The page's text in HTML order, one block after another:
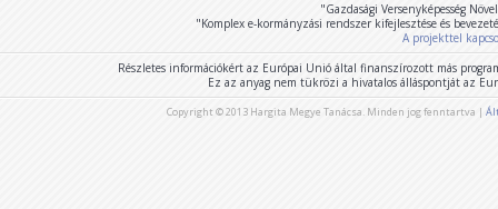
"Gazdasági Versenyképesség
"Komplex e-kormányzási rendszer kifejlesztése és
A projekttel
Részletes információkért az Európai Unió által finanszírozott más
Ez az anyag nem tükrözi a hivatalos álláspontját az
Copyright © 2013 Hargita Megye Tanácsa. Minden jog fenntartva |